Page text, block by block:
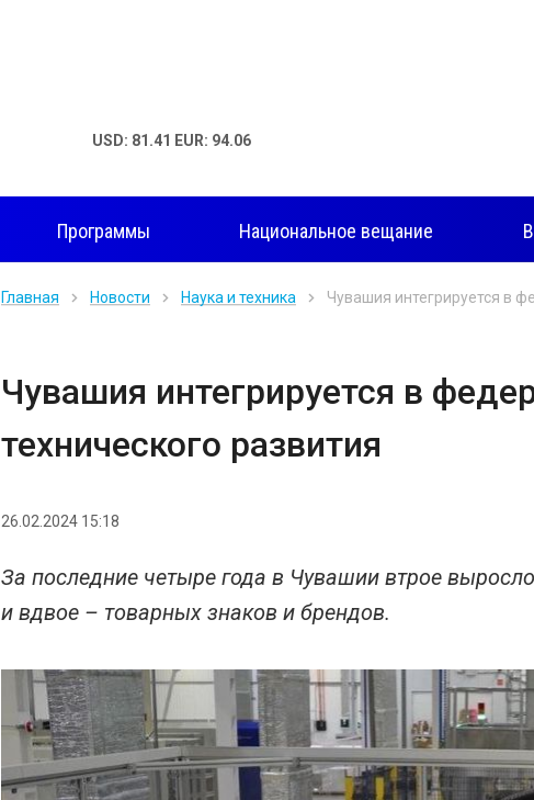
USD: 81.41 EUR: 94.06
Программы Национальное вещание
Главная Новости Наука и техника Чувашия интегрируется в
Чувашия интегрируется в
технического развития
26.02.2024 15:18
За последние четыре года в Чувашии втрое
и вдвое – товарных знаков и брендов.